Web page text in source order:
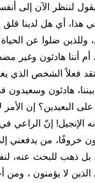
لننظر الآن إلى
هذا، أي هل لدينا
وللذين ضلوا عن
أم أننا هادئون وغير
فعلاً الشخص الذي
بيننا، هادئون وسعيدون
البعيدين؟ إن الأمر
الإنجيل! إنّ الراعي
خروفًا، من يدفعني
ذهب للبحث عنه،
لا يؤمنون ، ومن